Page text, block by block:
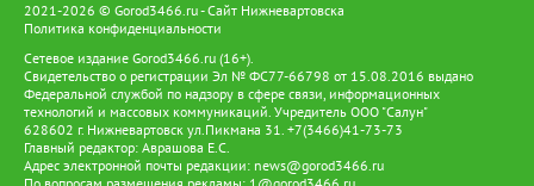
2021-2026 © Gorod3466.ru - Сайт Нижневартовска
Политика конфиденциальности
Сетевое издание Gorod3466.ru (16+).
Свидетельство о регистрации Эл № ФС77-66798 от 15.08.2016 выдано
Федеральной службой по надзору в сфере связи, информационных
технологий и массовых коммуникаций. Учредитель ООО "Салун"
628602 г. Нижневартовск ул.Пикмана 31. +7(3466)41-73-73
Главный редактор: Аврашова Е.С.
Адрес электронной почты редакции: news@gorod3466.ru